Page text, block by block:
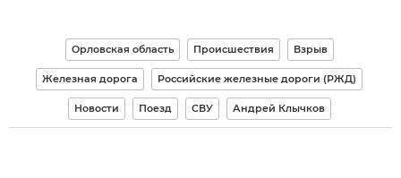
Орловская область Происшествия Взрыв
Железная дорога Российские железные дороги (РЖД)
Новости Поезд СВУ Андрей Клычков